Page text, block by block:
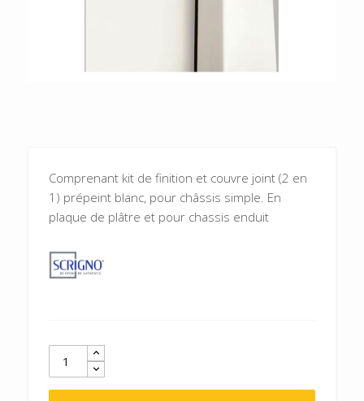
Comprenant kit de finition et couvre joint (2 en
1) prépeint blanc, pour châssis simple. En
plaque de plâtre et pour chassis enduit